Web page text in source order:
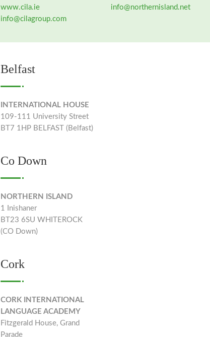
www.cila.ie
info@cilagroup.com
info@northernisland.net
Belfast
INTERNATIONAL HOUSE
109-111 University Street
BT7 1HP BELFAST (Belfast)
Co Down
NORTHERN ISLAND
1 Inishaner
BT23 6SU WHITEROCK
(CO Down)
Cork
CORK INTERNATIONAL
LANGUAGE ACADEMY
Fitzgerald House, Grand
Parade